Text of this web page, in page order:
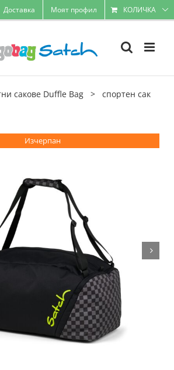
Доставка Моят профил КОЛИЧКА
сакове Duffle Bag > спортен сак
Изчерпан